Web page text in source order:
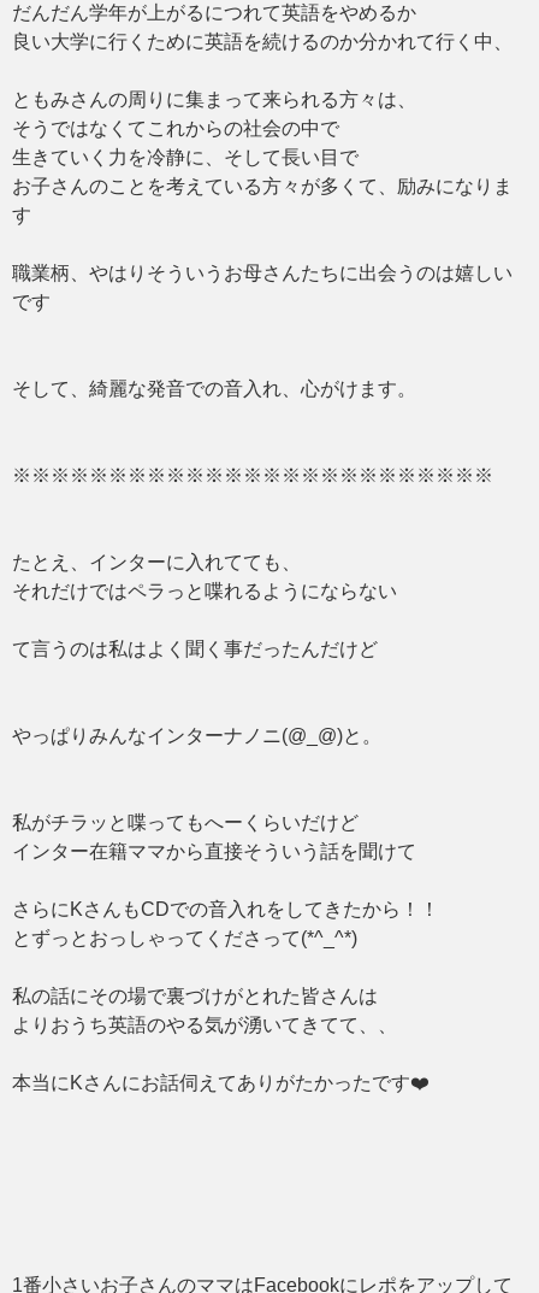
だんだん学年が上がるにつれて英語をやめるか
良い大学に行くために英語を続けるのか分かれて行く中、
ともみさんの周りに集まって来られる方々は、
そうではなくてこれからの社会の中で
生きていく力を冷静に、そして長い目で
お子さんのことを考えている方々が多くて、励みになりま
す
職業柄、やはりそういうお母さんたちに出会うのは嬉しい
です
そして、綺麗な発音での音入れ、心がけます。
※※※※※※※※※※※※※※※※※※※※※※※※※
たとえ、インターに入れてても、
それだけではペラっと喋れるようにならない
て言うのは私はよく聞く事だったんだけど
やっぱりみんなインターナノニ(@_@)と。
私がチラッと喋ってもへーくらいだけど
インター在籍ママから直接そういう話を聞けて
さらにKさんもCDでの音入れをしてきたから！！
とずっとおっしゃってくださって(*^_^*)
私の話にその場で裏づけがとれた皆さんは
よりおうち英語のやる気が湧いてきてて、、
本当にKさんにお話伺えてありがたかったです❤️
1番小さいお子さんのママはFacebookにレポをアップして